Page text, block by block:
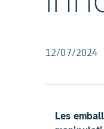
12/07/2024
Les